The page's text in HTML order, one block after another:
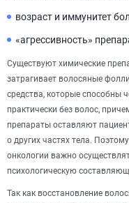
возраст и иммунитет
«агрессивность»
Существуют химические
затрагивает волосяные
средства, которые способны
практически без волос,
препараты оставляют
о других частях тела.
онкологии важно
психологическую
Так как восстановление